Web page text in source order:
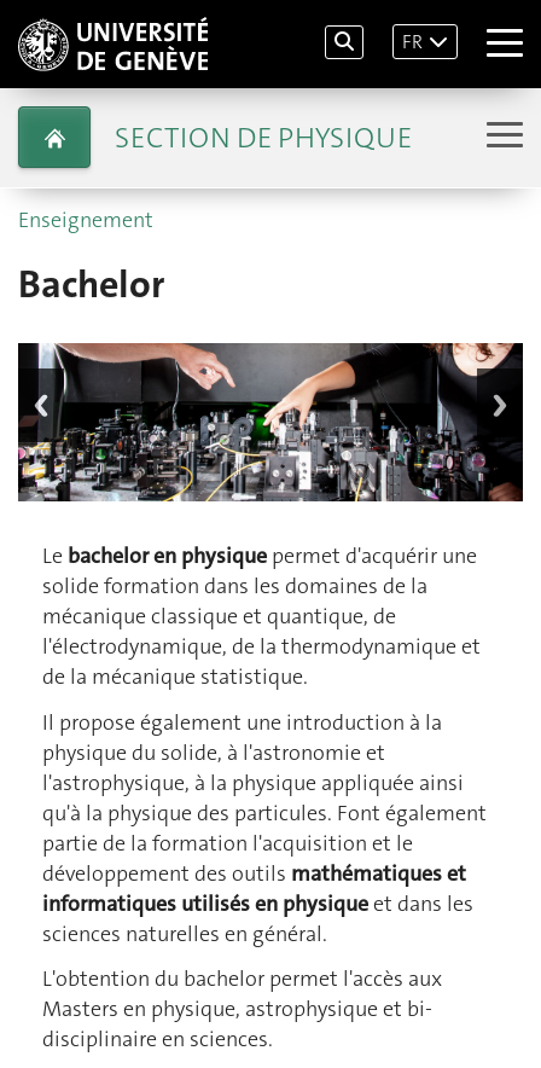
FR
SECTION DE PHYSIQUE
Enseignement
Bachelor
Le bachelor en physique permet d'acquérir une
solide formation dans les domaines de la
mécanique classique et quantique, de
l'électrodynamique, de la thermodynamique et
de la mécanique statistique.
Il propose également une introduction à la
physique du solide, à l'astronomie et
l'astrophysique, à la physique appliquée ainsi
qu'à la physique des particules. Font également
partie de la formation l'acquisition et le
développement des outils mathématiques et
informatiques utilisés en physiqueet dans les
sciences naturelles en général.
L'obtention du bachelor permet l'accès aux
Masters en physique, astrophysique et bi-
disciplinaire en sciences.